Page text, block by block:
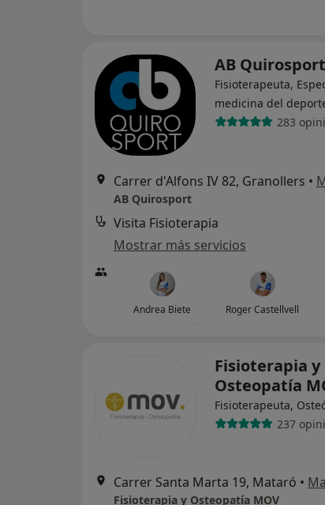
AB Quirosport
Fisioterapeuta,
medicina del
283
Carrer d'Alfons IV 82, Granollers •
AB Quirosport
Visita Fisioterapia
Mostrar más servicios
Andrea Biete Roger Castellvell
Fisioterapia y
Osteopatía
Fisioterapeuta,
237
Carrer Santa Marta 19, Mataró •
Fisioterapia y Osteopatía MOV